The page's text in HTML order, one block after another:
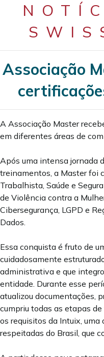
Associação
A Associação Master
em diferentes áreas de
Após uma intensa jornada
treinamentos, a Master foi
Trabalhista, Saúde e
de Violência contra a
Cibersegurança, LGPD e
Dados.
Essa conquista é fruto de
cuidadosamente
administrativa e que
entidade. Durante esse
atualizou documentações,
cumpriu todas as etapas
os requisitos da Intuix, uma
respeitadas do Brasil, que